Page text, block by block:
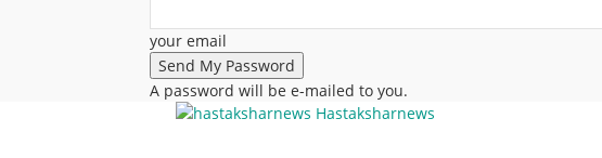
your email
A password will be e-mailed to you.
Hastaksharnews